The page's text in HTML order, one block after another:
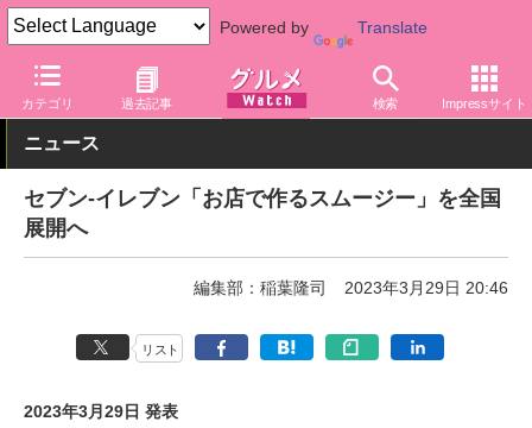
Powered by Translate
カテゴリ 過去記事 検索 Impressサイト
グルメ Watch 店舗 コンビニ セブン-イレブン
ニュース
セブン-イレブン「お店で作るスムージー」を全国
展開へ
編集部：稲葉隆司 2023年3月29日 20:46
リスト
2023年3月29日 発表